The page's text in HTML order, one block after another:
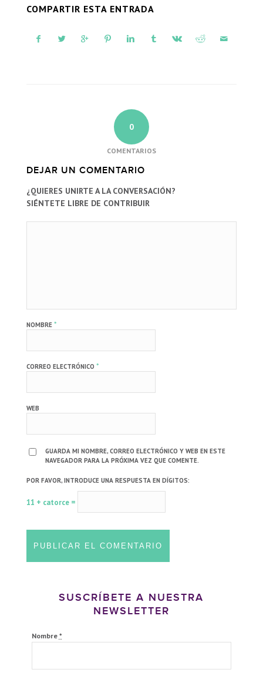
COMPARTIR ESTA ENTRADA
0
COMENTARIOS
DEJAR UN COMENTARIO
¿QUIERES UNIRTE A LA CONVERSACIÓN?
SIÉNTETE LIBRE DE CONTRIBUIR
NOMBRE*
CORREO ELECTRÓNICO*
WEB
GUARDA MI NOMBRE, CORREO ELECTRÓNICO Y WEB EN ESTE
NAVEGADOR PARA LA PRÓXIMA VEZ QUE COMENTE.
POR FAVOR, INTRODUCE UNA RESPUESTA EN DÍGITOS:
11 + catorce =
SUSCRÍBETE A NUESTRA
NEWSLETTER
Nombre *